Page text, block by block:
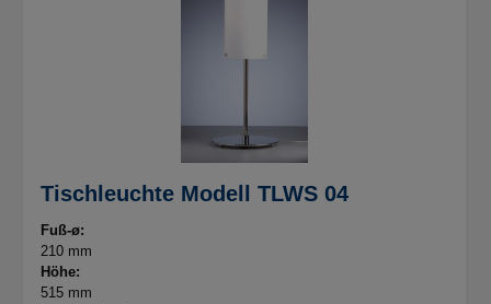
Tischleuchte Modell TLWS 04
Fuß-ø:
210 mm
Höhe:
515 mm